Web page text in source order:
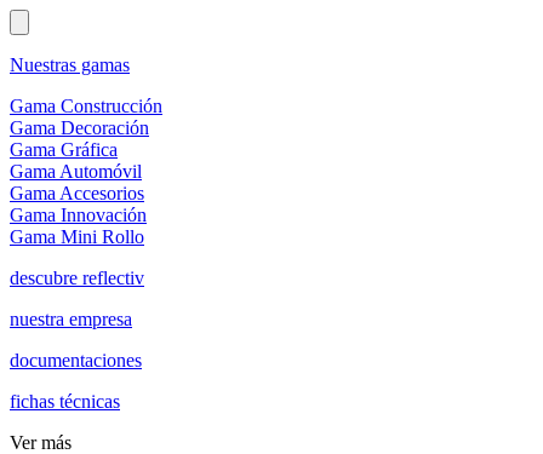
Nuestras gamas
Gama Construcción
Gama Decoración
Gama Gráfica
Gama Automóvil
Gama Accesorios
Gama Innovación
Gama Mini Rollo
descubre reflectiv
nuestra empresa
documentaciones
fichas técnicas
Ver más